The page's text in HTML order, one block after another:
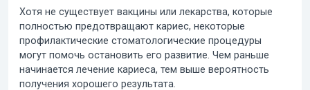
Хотя не существует вакцины или лекарства, которые
полностью предотвращают кариес, некоторые
профилактические стоматологические процедуры
могут помочь остановить его развитие. Чем раньше
начинается лечение кариеса, тем выше вероятность
получения хорошего результата.